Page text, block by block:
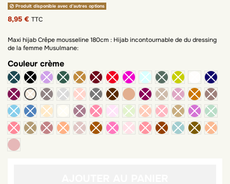
Produit disponible avec d'autres options
8,95 € TTC
Maxi hijab Crêpe mousseline 180cm : Hijab incontournable de du dressing
de la femme Musulmane:
Couleurcrème
chestnut
dark nude